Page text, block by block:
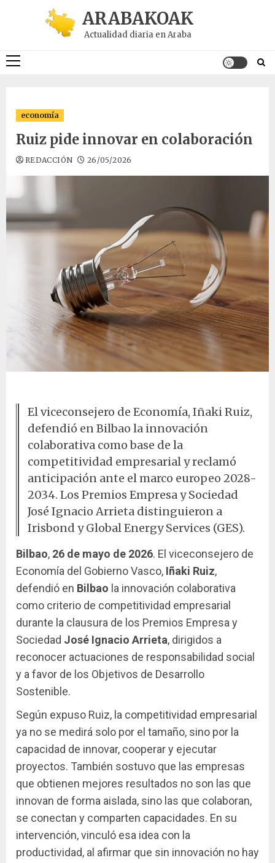
ARABAKOAK
Actualidad diaria en Araba
Menú
economía
Ruiz pide innovar en colaboración
REDACCIÓN 26/05/2026
El viceconsejero de Economía, Iñaki Ruiz,
defendió en Bilbao la innovación
colaborativa como base de la
competitividad empresarial y reclamó
anticipación ante el marco europeo 2028-
2034. Los Premios Empresa y Sociedad
José Ignacio Arrieta distinguieron a
Irisbond y Global Energy Services (GES).
Bilbao, 26 de mayo de 2026. El viceconsejero de
Economía del Gobierno Vasco, Iñaki Ruiz,
defendió en Bilbao la innovación colaborativa
como criterio de competitividad empresarial
durante la clausura de los Premios Empresa y
Sociedad José Ignacio Arrieta, dirigidos a
reconocer actuaciones de responsabilidad social
y a favor de los Objetivos de Desarrollo
Sostenible.
Según expuso Ruiz, la competitividad empresarial
ya no se medirá solo por el tamaño, sino por la
capacidad de innovar, cooperar y ejecutar
proyectos. También sostuvo que las empresas
que obtienen mejores resultados no son las que
innovan de forma aislada, sino las que colaboran,
se conectan y comparten capacidades. En su
intervención, vinculó esa idea con la
productividad, al afirmar que sin innovación no hay